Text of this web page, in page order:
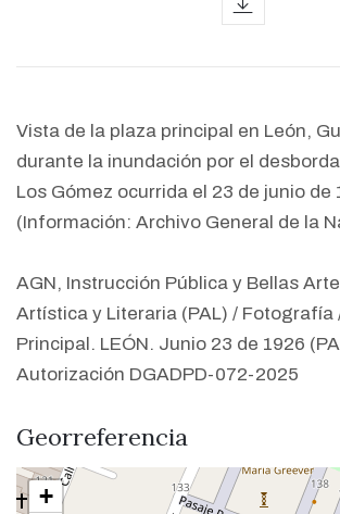
Vista de la plaza principal en León,
durante la inundación por el
Los Gómez ocurrida el 23 de junio de
(Información: Archivo General de la
AGN, Instrucción Pública y Bellas
Artística y Literaria (PAL) / Fotografía
Principal. LEÓN. Junio 23 de 1926
Autorización DGADPD-072-2025
Georreferencia
+